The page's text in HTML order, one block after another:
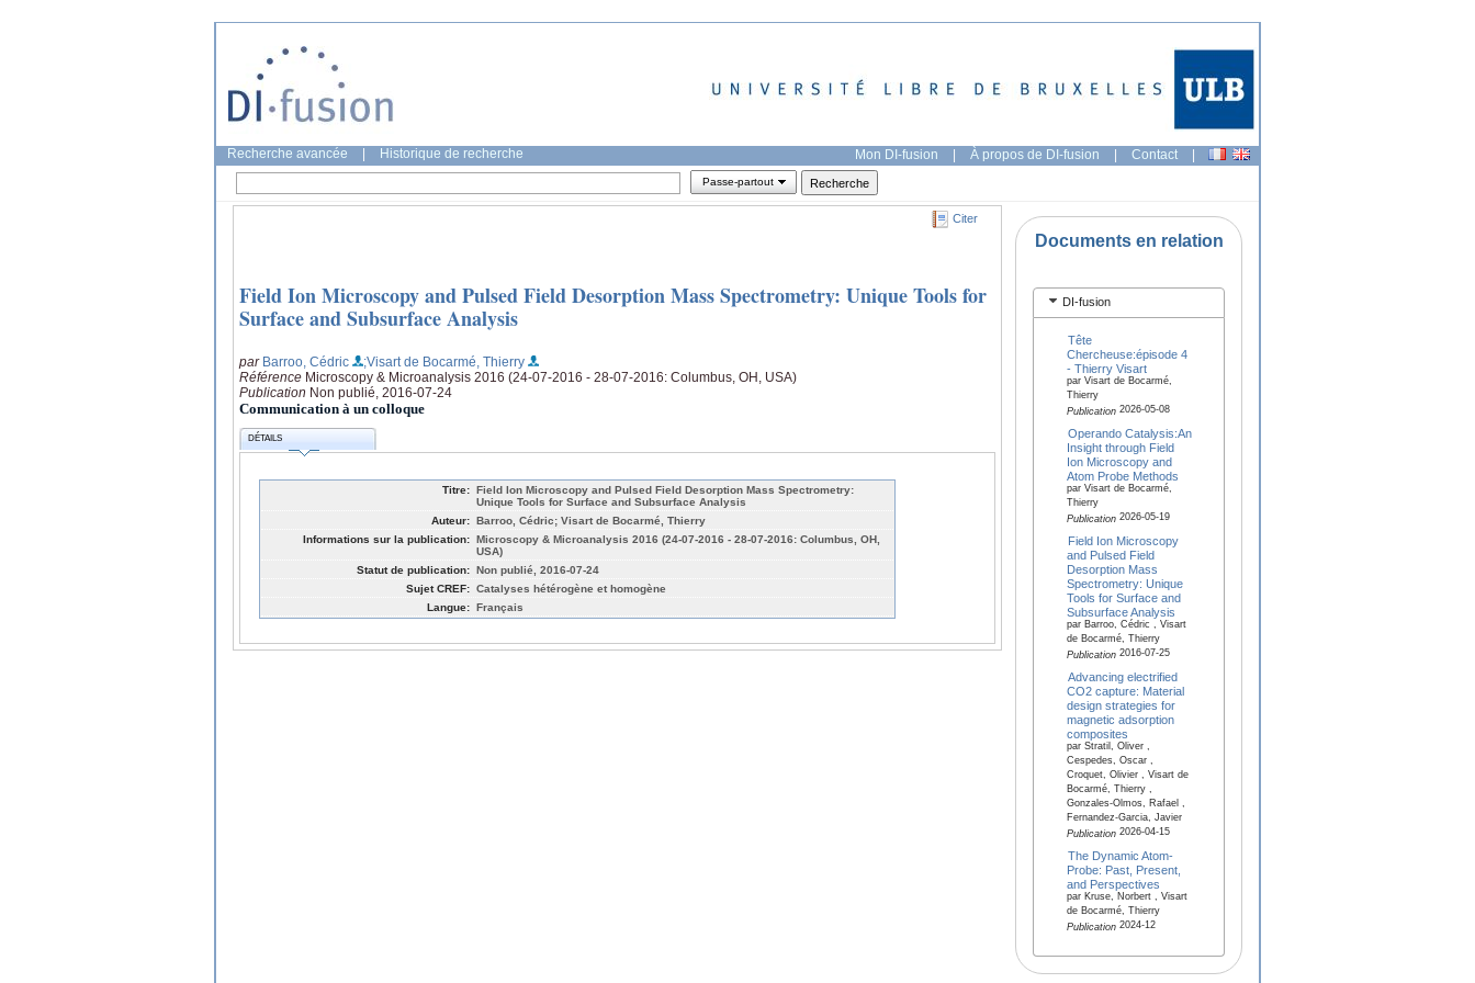
Recherche avancée Historique de recherche Mon DI-fusion | À propos de DI-fusion | Contact |
Passe-partout
Citer
Field Ion Microscopy and Pulsed Field Desorption Mass Spectrometry: Unique Tools for
Surface and Subsurface Analysis
par Barroo, Cédric
;Visart de Bocarmé, Thierry
Référence Microscopy & Microanalysis 2016 (24-07-2016 - 28-07-2016: Columbus, OH, USA)
Publication Non publié, 2016-07-24
Communication à un colloque
DÉTAILS
Titre: Field Ion Microscopy and Pulsed Field Desorption Mass Spectrometry:
Unique Tools for Surface and Subsurface Analysis
Auteur: Barroo, Cédric; Visart de Bocarmé, Thierry
Informations sur la publication: Microscopy & Microanalysis 2016 (24-07-2016 - 28-07-2016: Columbus, OH,
USA)
Statut de publication: Non publié, 2016-07-24
Sujet CREF: Catalyses hétérogène et homogène
Langue: Français
Documents en relation
DI-fusion
Tête
Chercheuse:épisode 4
- Thierry Visart
par Visart de Bocarmé,
Thierry
Publication2026-05-08
Operando Catalysis:An
Insight through Field
Ion Microscopy and
Atom Probe Methods
par Visart de Bocarmé,
Thierry
Publication2026-05-19
Field Ion Microscopy
and Pulsed Field
Desorption Mass
Spectrometry: Unique
Tools for Surface and
Subsurface Analysis
par Barroo, Cédric , Visart
de Bocarmé, Thierry
Publication2016-07-25
Advancing electrified
CO2 capture: Material
design strategies for
magnetic adsorption
composites
par Stratil, Oliver ,
Cespedes, Oscar ,
Croquet, Olivier , Visart de
Bocarmé, Thierry ,
Gonzales-Olmos, Rafael ,
Fernandez-Garcia, Javier
Publication2026-04-15
The Dynamic Atom-
Probe: Past, Present,
and Perspectives
par Kruse, Norbert , Visart
de Bocarmé, Thierry
Publication2024-12